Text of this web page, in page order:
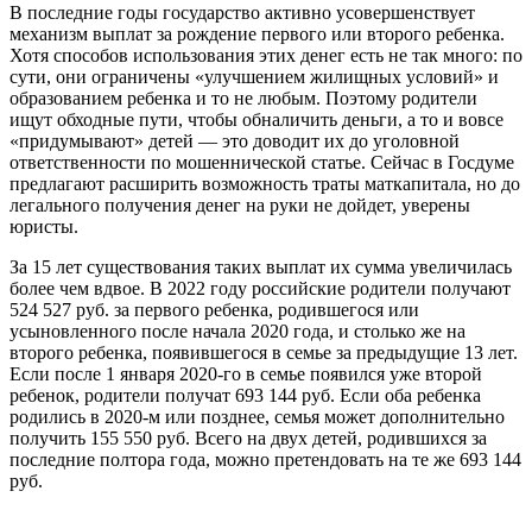
В последние годы государство активно усовершенствует
механизм выплат за рождение первого или второго ребенка.
Хотя способов использования этих денег есть не так много: по
сути, они ограничены «улучшением жилищных условий» и
образованием ребенка и то не любым. Поэтому родители
ищут обходные пути, чтобы обналичить деньги, а то и вовсе
«придумывают» детей — это доводит их до уголовной
ответственности по мошеннической статье. Сейчас в Госдуме
предлагают расширить возможность траты маткапитала, но до
легального получения денег на руки не дойдет, уверены
юристы.
За 15 лет существования таких выплат их сумма увеличилась
более чем вдвое. В 2022 году российские родители получают
524 527 руб. за первого ребенка, родившегося или
усыновленного после начала 2020 года, и столько же на
второго ребенка, появившегося в семье за предыдущие 13 лет.
Если после 1 января 2020-го в семье появился уже второй
ребенок, родители получат 693 144 руб. Если оба ребенка
родились в 2020-м или позднее, семья может дополнительно
получить 155 550 руб. Всего на двух детей, родившихся за
последние полтора года, можно претендовать на те же 693 144
руб.